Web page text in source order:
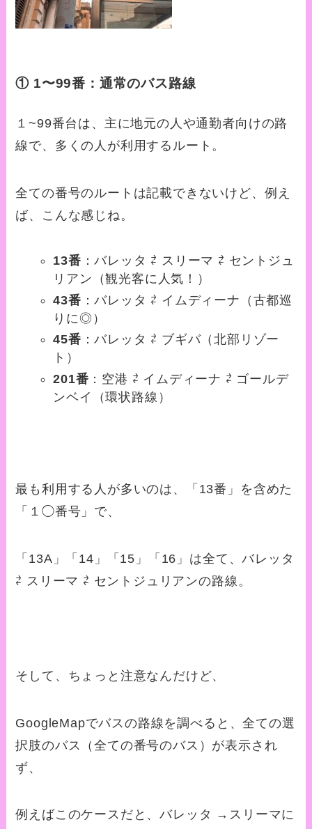
① 1〜99番：通常のバス路線
１~99番台は、主に地元の人や通勤者向けの路
線で、多くの人が利用するルート。
全ての番号のルートは記載できないけど、例え
ば、こんな感じね。
13番 ：バレッタ ⇄ スリーマ ⇄ セントジュ
リアン（観光客に人気！）
43番 ：バレッタ ⇄ イムディーナ（古都巡
りに◎）
45番 ：バレッタ ⇄ ブギバ（北部リゾー
ト）
201番 ：空港 ⇄ イムディーナ ⇄ ゴールデ
ンベイ（環状路線）
最も利用する人が多いのは、「13番」を含めた
「１◯番号」で、
「13A」「14」「15」「16」は全て、バレッタ
⇄ スリーマ ⇄ セントジュリアンの路線。
そして、ちょっと注意なんだけど、
GoogleMapでバスの路線を調べると、全ての選
択肢のバス（全ての番号のバス）が表示され
ず、
例えばこのケースだと、バレッタ →スリーマに